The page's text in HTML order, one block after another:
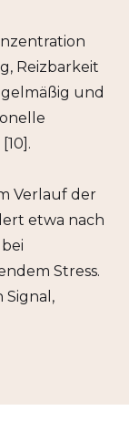
Reizbarkeit
und
Verlauf der
etwa nach
Stress.
Signal,